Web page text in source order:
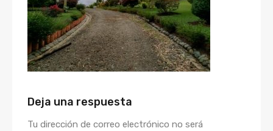
Deja una respuesta
Tu dirección de correo electrónico no será